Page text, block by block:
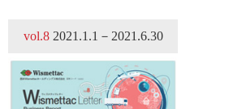
vol.8 2021.1.1－2021.6.30